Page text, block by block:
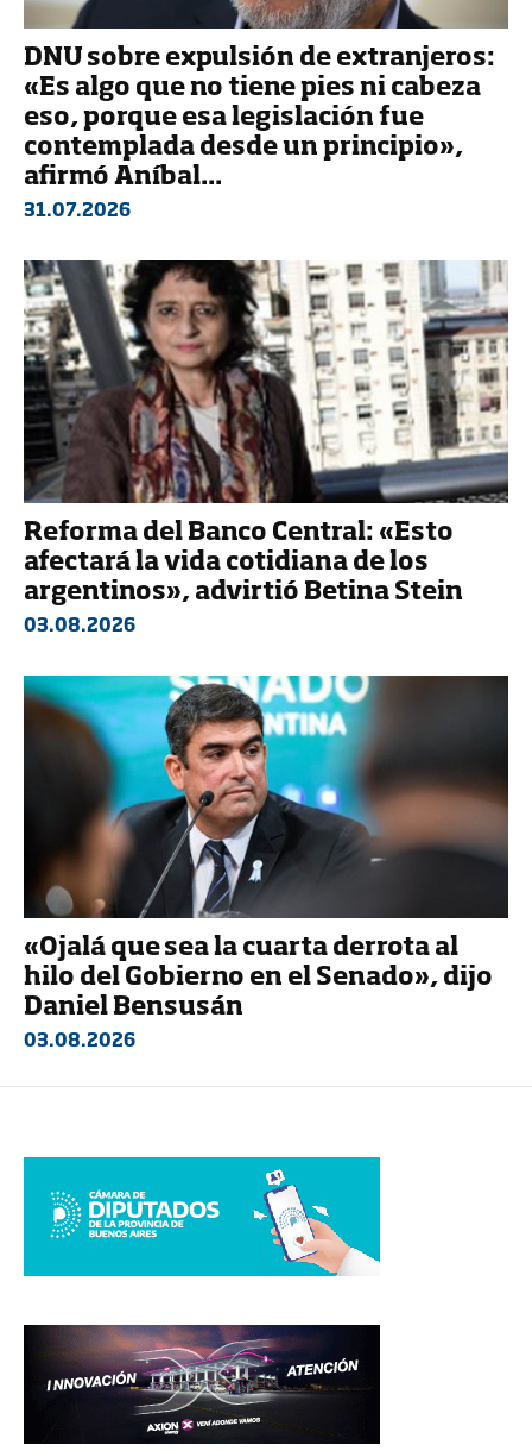
DNU sobre expulsión de extranjeros:
«Es algo que no tiene pies ni cabeza
eso, porque esa legislación fue
contemplada desde un principio»,
afirmó Aníbal...
31.07.2026
Reforma del Banco Central: «Esto
afectará la vida cotidiana de los
argentinos», advirtió Betina Stein
03.08.2026
«Ojalá que sea la cuarta derrota al
hilo del Gobierno en el Senado», dijo
Daniel Bensusán
03.08.2026